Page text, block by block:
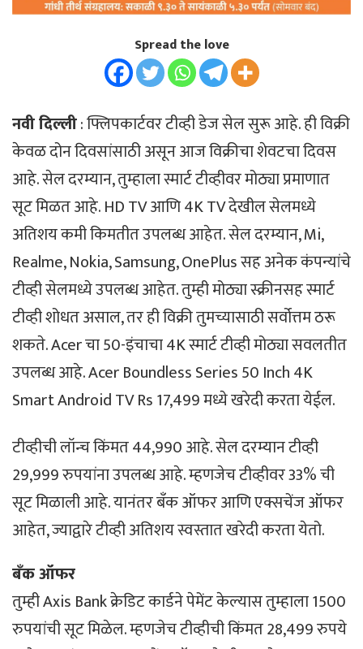
Spread the love
नवी दिल्ली: फ्लिपकार्टवर टीव्ही डेज सेल सुरू आहे. ही विक्री
केवळ दोन दिवसांसाठी असून आज विक्रीचा शेवटचा दिवस
आहे. सेल दरम्यान, तुम्हाला स्मार्ट टीव्हीवर मोठ्या प्रमाणात
सूट मिळत आहे. HD TV आणि 4K TV देखील सेलमध्ये
अतिशय कमी किमतीत उपलब्ध आहेत. सेल दरम्यान, Mi,
Realme, Nokia, Samsung, OnePlus सह अनेक कंपन्यांचे
टीव्ही सेलमध्ये उपलब्ध आहेत. तुम्ही मोठ्या स्क्रीनसह स्मार्ट
टीव्ही शोधत असाल, तर ही विक्री तुमच्यासाठी सर्वोत्तम ठरू
शकते. Acer चा 50-इंचाचा 4K स्मार्ट टीव्ही मोठ्या सवलतीत
उपलब्ध आहे. Acer Boundless Series 50 Inch 4K
Smart Android TV Rs 17,499 मध्ये खरेदी करता येईल.
टीव्हीची लॉन्च किंमत 44,990 आहे. सेल दरम्यान टीव्ही
29,999 रुपयांना उपलब्ध आहे. म्हणजेच टीव्हीवर 33% ची
सूट मिळाली आहे. यानंतर बँक ऑफर आणि एक्सचेंज ऑफर
आहेत, ज्याद्वारे टीव्ही अतिशय स्वस्तात खरेदी करता येतो.
बँक ऑफर
तुम्ही Axis Bank क्रेडिट कार्डने पेमेंट केल्यास तुम्हाला 1500
रुपयांची सूट मिळेल. म्हणजेच टीव्हीची किंमत 28,499 रुपये